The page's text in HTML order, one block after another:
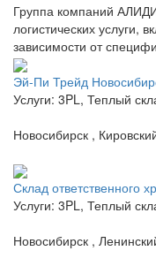
Группа компаний
логистических услуги,
зависимости от
Эй-Пи Трейд
Услуги: 3PL, Теплый
Новосибирск ,
Склад ответственного
Услуги: 3PL, Теплый
Новосибирск ,